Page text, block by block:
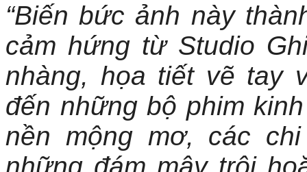
“Biến bức ảnh này
cảm hứng từ Studio
nhàng, họa tiết vẽ tay
đến những bộ phim
nền mộng mơ, các